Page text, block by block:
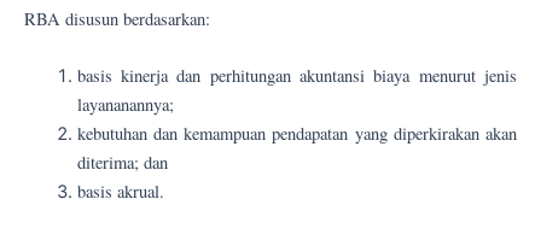
RBA disusun berdasarkan:
basis kinerja dan perhitungan akuntansi biaya menurut jenis
layananannya;
kebutuhan dan kemampuan pendapatan yang diperkirakan akan
diterima; dan
basis akrual.